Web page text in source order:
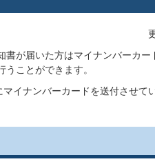
が届いた方はマイナンバーカー
ことができます。
イナンバーカードを送付させて